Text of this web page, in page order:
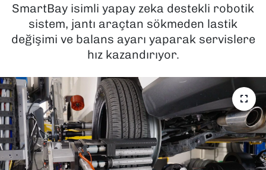
SmartBay isimli yapay zeka destekli robotik
sistem, jantı araçtan sökmeden lastik
değişimi ve balans ayarı yaparak servislere
hız kazandırıyor.
MAGAZİN
POLİTİKA
SAĞLIK
SPOR
TEKNOLOJİ
YAŞAM
Haber Arşivi